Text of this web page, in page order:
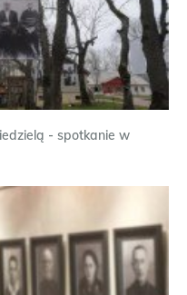
- spotkanie w